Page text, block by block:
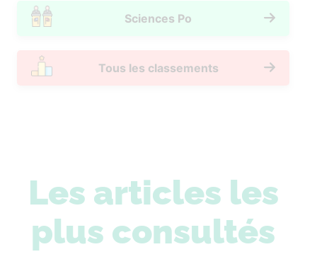
Sciences Po
Tous les classements
Les articles les
plus consultés